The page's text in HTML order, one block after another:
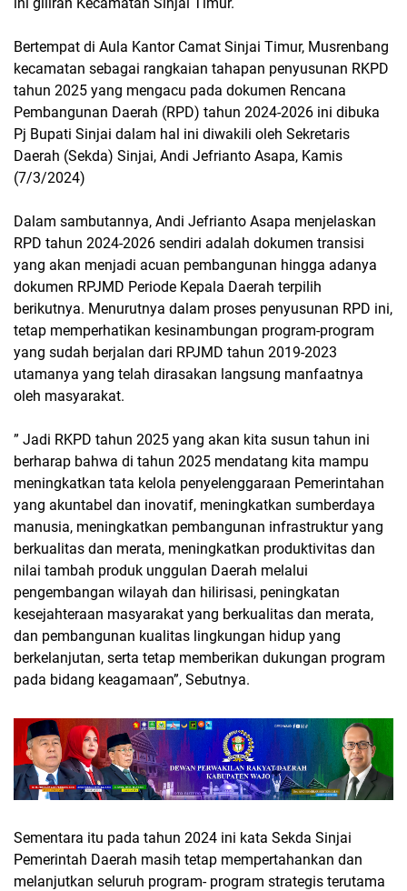
Bertempat di Aula Kantor Camat Sinjai Timur, Musrenbang
kecamatan sebagai rangkaian tahapan penyusunan RKPD
tahun 2025 yang mengacu pada dokumen Rencana
Pembangunan Daerah (RPD) tahun 2024-2026 ini dibuka
Pj Bupati Sinjai dalam hal ini diwakili oleh Sekretaris
Daerah (Sekda) Sinjai, Andi Jefrianto Asapa, Kamis
(7/3/2024)
Dalam sambutannya, Andi Jefrianto Asapa menjelaskan
RPD tahun 2024-2026 sendiri adalah dokumen transisi
yang akan menjadi acuan pembangunan hingga adanya
dokumen RPJMD Periode Kepala Daerah terpilih
berikutnya. Menurutnya dalam proses penyusunan RPD ini,
tetap memperhatikan kesinambungan program-program
yang sudah berjalan dari RPJMD tahun 2019-2023
utamanya yang telah dirasakan langsung manfaatnya
oleh masyarakat.
” Jadi RKPD tahun 2025 yang akan kita susun tahun ini
berharap bahwa di tahun 2025 mendatang kita mampu
meningkatkan tata kelola penyelenggaraan Pemerintahan
yang akuntabel dan inovatif, meningkatkan sumberdaya
manusia, meningkatkan pembangunan infrastruktur yang
berkualitas dan merata, meningkatkan produktivitas dan
nilai tambah produk unggulan Daerah melalui
pengembangan wilayah dan hilirisasi, peningkatan
kesejahteraan masyarakat yang berkualitas dan merata,
dan pembangunan kualitas lingkungan hidup yang
berkelanjutan, serta tetap memberikan dukungan program
pada bidang keagamaan”, Sebutnya.
Sementara itu pada tahun 2024 ini kata Sekda Sinjai
Pemerintah Daerah masih tetap mempertahankan dan
melanjutkan seluruh program- program strategis terutama